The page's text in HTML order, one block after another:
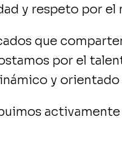
y respeto por
que
por el
y
activamente